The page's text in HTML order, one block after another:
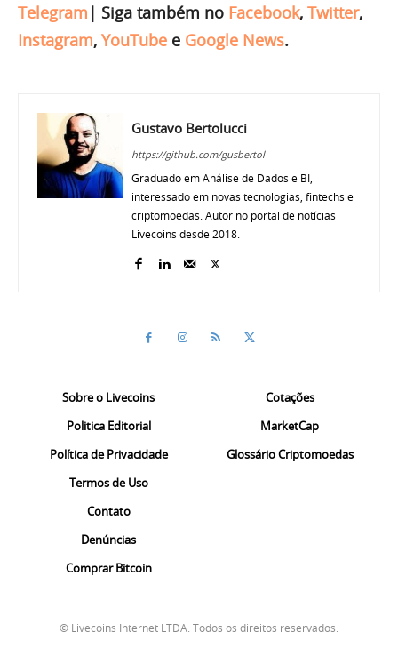
Telegram | Siga também no Facebook, Twitter,
Instagram, YouTube e Google News.
Gustavo Bertolucci
https://github.com/gusbertol
Graduado em Análise de Dados e BI,
interessado em novas tecnologias, fintechs e
criptomoedas. Autor no portal de notícias
Livecoins desde 2018.
Sobre o Livecoins
Politica Editorial
Política de Privacidade
Termos de Uso
Contato
Denúncias
Comprar Bitcoin
Cotações
MarketCap
Glossário Criptomoedas
© Livecoins Internet LTDA. Todos os direitos reservados.